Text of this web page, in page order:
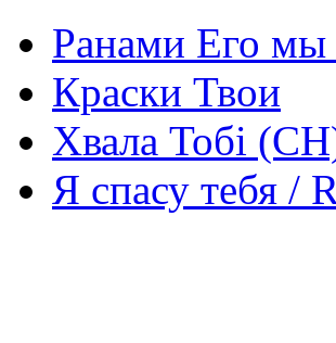
Ранами Его мы
Краски Твои
Хвала Тобі
Я спасу тебя /